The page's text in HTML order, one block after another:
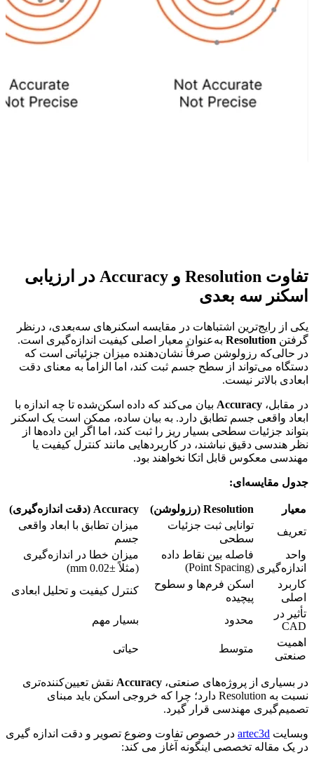
تفاوت Resolution و Accuracy در ارزیابی
اسکنر سه بعدی
یکی از رایج‌ترین اشتباهات در مقایسه اسکنرهای سه‌بعدی، درنظر
گرفتن Resolution به‌عنوان معیار اصلی کیفیت اندازه‌گیری است.
در حالی‌که رزولوشن صرفاً نشان‌دهنده میزان جزئیاتی است که
دستگاه می‌تواند از سطح جسم ثبت کند، اما الزاماً به معنای دقت
ابعادی بالاتر نیست.
در مقابل، Accuracy بیان می‌کند که داده اسکن‌شده تا چه اندازه با
ابعاد واقعی جسم تطابق دارد. به بیان ساده، ممکن است یک اسکنر
بتواند جزئیات سطحی بسیار ریز را ثبت کند، اما اگر این داده‌ها از
نظر هندسی دقیق نباشند، در کاربردهایی مانند کنترل کیفیت یا
مهندسی معکوس قابل اتکا نخواهند بود.
جدول مقایسه‌ای:
معیار Resolution ( رزولوشن)
Accuracy ( دقت اندازه‌گیری)
تعریف
توانایی ثبت جزئیات
سطحی
میزان تطابق با ابعاد واقعی
جسم
واحد
اندازه‌گیری
فاصله بین نقاط داده
(Point Spacing)
میزان خطا در اندازه‌گیری
(مثلاً ±0.02 mm)
کاربرد
اصلی
اسکن فرم‌ها و سطوح
پیچیده
کنترل کیفیت و تحلیل ابعادی
تأثیر در
CAD
محدود
بسیار مهم
اهمیت
صنعتی
متوسط حیاتی
در بسیاری از پروژه‌های صنعتی، Accuracy نقش تعیین‌کننده‌تری
نسبت به Resolution دارد؛ چرا که خروجی اسکن باید مبنای
تصمیم‌گیری مهندسی قرار گیرد.
وبسایت artec3d در خصوص تفاوت وضوع تصویر و دقت اندازه گیری
در یک مقاله تخصصی اینگونه آغاز می کند: